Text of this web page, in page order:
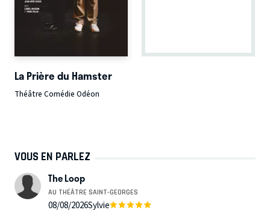
La Prière du Hamster
Théâtre Comédie Odéon
VOUS EN PARLEZ
The Loop
AU THÉÂTRE SAINT-GEORGES
08/08/2026Sylvie